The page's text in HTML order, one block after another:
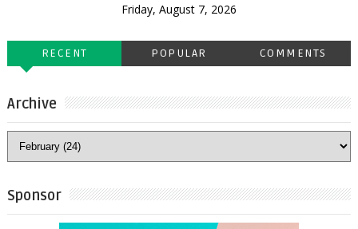
Friday, August 7, 2026
RECENT POPULAR COMMENTS
Archive
Sponsor